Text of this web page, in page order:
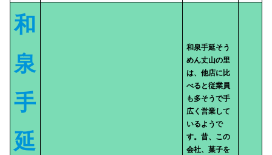
和
泉
手
延
和泉手延そう
めん丈山の里
は、他店に比
べると従業員
も多そうで手
広く営業して
いるようで
す。昔、この
会社、菓子を